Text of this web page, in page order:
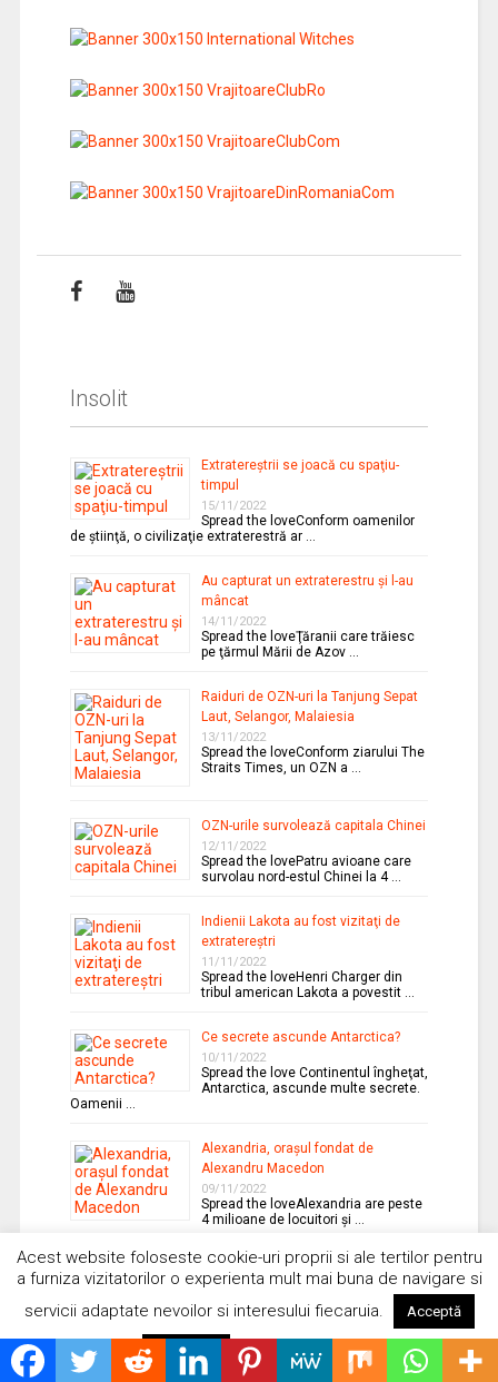
Insolit
Extratereştrii se joacă cu spaţiu-
timpul
15/11/2022
Spread the loveConform oamenilor
de ştiinţă, o civilizaţie extraterestră ar …
Au capturat un extraterestru şi l-au
mâncat
14/11/2022
Spread the loveŢăranii care trăiesc
pe ţărmul Mării de Azov …
Raiduri de OZN-uri la Tanjung Sepat
Laut, Selangor, Malaiesia
13/11/2022
Spread the loveConform ziarului The
Straits Times, un OZN a …
OZN-urile survolează capitala Chinei
12/11/2022
Spread the lovePatru avioane care
survolau nord-estul Chinei la 4 …
Indienii Lakota au fost vizitaţi de
extratereştri
11/11/2022
Spread the loveHenri Charger din
tribul american Lakota a povestit …
Ce secrete ascunde Antarctica?
10/11/2022
Spread the love Continentul îngheţat,
Antarctica, ascunde multe secrete.
Oamenii …
Alexandria, oraşul fondat de
Alexandru Macedon
09/11/2022
Spread the loveAlexandria are peste
4 milioane de locuitori şi …
Misterioasa Samaipata din Bolivia
08/11/2022
arheologic localizat în
departamentul …
Vehicole aeriene viitoare inspirate
Acest website foloseste cookie-uri proprii si ale tertilor pentru
a furniza vizitatorilor o experienta mult mai buna de navigare si
servicii adaptate nevoilor si interesului fiecaruia.
Acceptă
Respinge Citește mai mult